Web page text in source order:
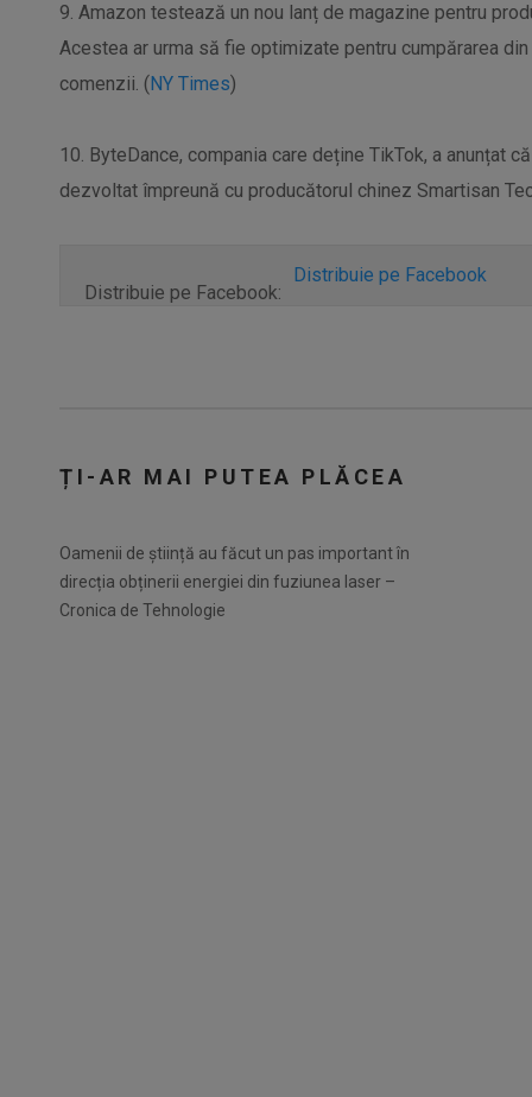
9. Amazon testează un nou lanț de magazine pentru
Acestea ar urma să fie optimizate pentru cumpărarea
comenzii. (NY Times)
10. ByteDance, compania care deține TikTok, a anunțat
dezvoltat împreună cu producătorul chinez Smartisan
Distribuie pe Facebook:
Distribuie pe Facebook
ȚI-AR MAI PUTEA PLĂCEA
Oamenii de știință au făcut un pas important în
direcția obținerii energiei din fuziunea laser –
Cronica de Tehnologie